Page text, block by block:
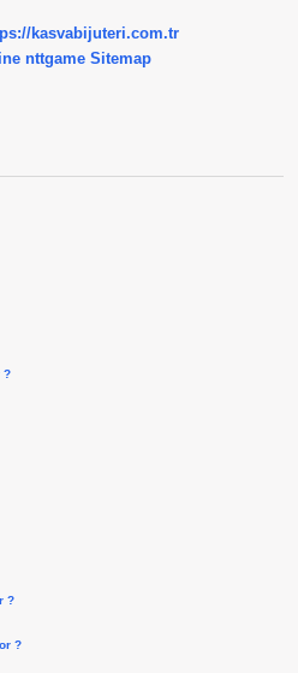
kasvabijuteri.com.tr
nttgame Sitemap
?
?
?